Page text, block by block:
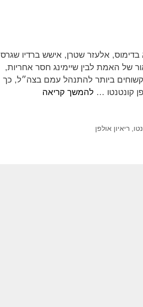
אלעזר שטרן, אישש ברדיו שגרס
של האמת לבין שיימינג חסר אחריות,
ביותר להתנהל עמם בצה״ל, כך
קונטנטו … להמשך קריאה
ריאיון אולפן